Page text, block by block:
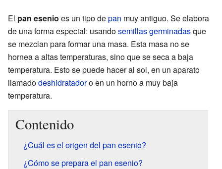
El pan esenio es un tipo depan muy antiguo. Se elabora
de una forma especial: usandosemillas germinadasque
se mezclan para formar una masa. Esta masa no se
hornea a altas temperaturas, sino que se seca a baja
temperatura. Esto se puede hacer al sol, en un aparato
llamadodeshidratadoro en un horno a muy baja
temperatura.
Contenido
¿Cuál es el origen del pan esenio?
¿Cómo se prepara el pan esenio?